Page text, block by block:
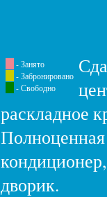
- Занято
- Забронировано
- Свободно
раскладное
Полноценная
дворик.